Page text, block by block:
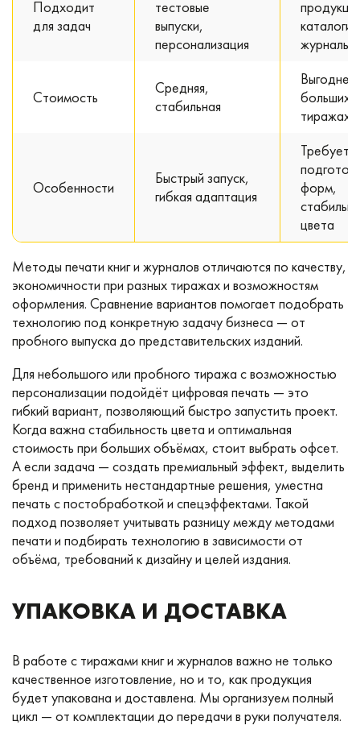
Подходит
для задач
тестовые
выпуски,
персонализация
каталоги,
журналы
Стоимость
Средняя,
стабильная
Выгоднее
больших
тиражах
Особенности
Быстрый запуск,
гибкая адаптация
Требует
форм,
цвета
Методы печати книг и журналов отличаются по качеству,
экономичности при разных тиражах и возможностям
оформления. Сравнение вариантов помогает подобрать
технологию под конкретную задачу бизнеса — от
пробного выпуска до представительских изданий.
Для небольшого или пробного тиража с возможностью
персонализации подойдёт цифровая печать — это
гибкий вариант, позволяющий быстро запустить проект.
Когда важна стабильность цвета и оптимальная
стоимость при больших объёмах, стоит выбрать офсет.
А если задача — создать премиальный эффект, выделить
бренд и применить нестандартные решения, уместна
печать с постобработкой и спецэффектами. Такой
подход позволяет учитывать разницу между методами
печати и подбирать технологию в зависимости от
объёма, требований к дизайну и целей издания.
УПАКОВКА И ДОСТАВКА
В работе с тиражами книг и журналов важно не только
качественное изготовление, но и то, как продукция
будет упакована и доставлена. Мы организуем полный
цикл — от комплектации до передачи в руки получателя.